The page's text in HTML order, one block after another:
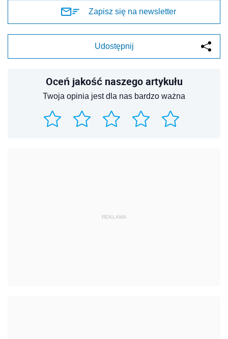
Zapisz się na newsletter
Udostępnij
Oceń jakość naszego artykułu
Twoja opinia jest dla nas bardzo ważna
REKLAMA